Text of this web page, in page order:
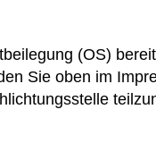
(OS)
Sie oben im